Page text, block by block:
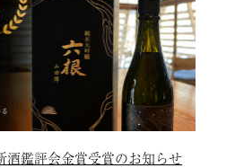
酒鑑評会金賞受賞のお知らせ